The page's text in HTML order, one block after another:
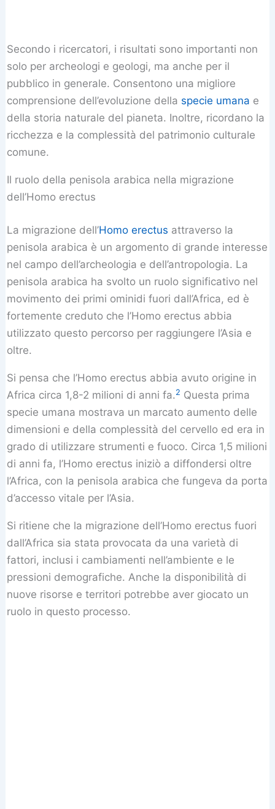
Secondo i ricercatori, i risultati sono importanti non
solo per archeologi e geologi, ma anche per il
pubblico in generale. Consentono una migliore
comprensione dell’evoluzione della specie umana e
della storia naturale del pianeta. Inoltre, ricordano la
ricchezza e la complessità del patrimonio culturale
comune.
Il ruolo della penisola arabica nella migrazione
dell’Homo erectus
La migrazione dell’Homo erectus attraverso la
penisola arabica è un argomento di grande interesse
nel campo dell’archeologia e dell’antropologia. La
penisola arabica ha svolto un ruolo significativo nel
movimento dei primi ominidi fuori dall’Africa, ed è
fortemente creduto che l’Homo erectus abbia
utilizzato questo percorso per raggiungere l’Asia e
oltre.
Si pensa che l’Homo erectus abbia avuto origine in
Africa circa 1,8-2 milioni di anni fa.2 Questa prima
specie umana mostrava un marcato aumento delle
dimensioni e della complessità del cervello ed era in
grado di utilizzare strumenti e fuoco. Circa 1,5 milioni
di anni fa, l’Homo erectus iniziò a diffondersi oltre
l’Africa, con la penisola arabica che fungeva da porta
d’accesso vitale per l’Asia.
Si ritiene che la migrazione dell’Homo erectus fuori
dall’Africa sia stata provocata da una varietà di
fattori, inclusi i cambiamenti nell’ambiente e le
pressioni demografiche. Anche la disponibilità di
nuove risorse e territori potrebbe aver giocato un
ruolo in questo processo.